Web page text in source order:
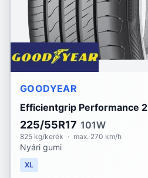
GOODYEAR
Efficientgrip Performance 2
225/55R17 101W
825 kg/kerék · max. 270 km/h
Nyári gumi
XL